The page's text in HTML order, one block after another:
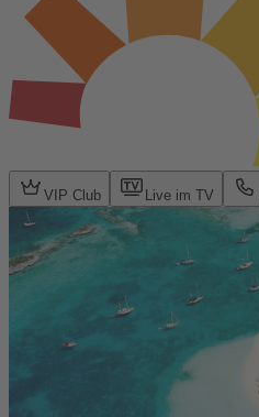
VIP Club Live im TV